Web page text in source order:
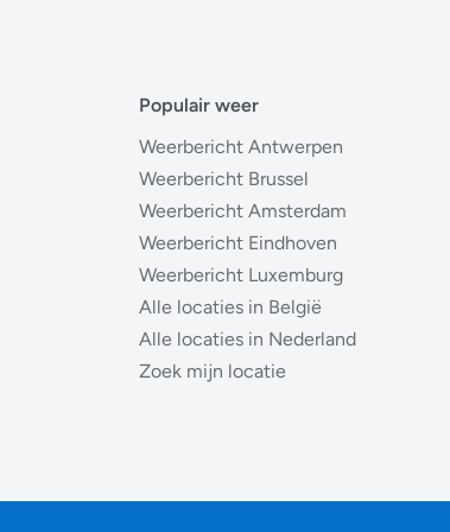
Populair weer
Weerbericht Antwerpen
Weerbericht Brussel
Weerbericht Amsterdam
Weerbericht Eindhoven
Weerbericht Luxemburg
Alle locaties in België
Alle locaties in Nederland
Zoek mijn locatie